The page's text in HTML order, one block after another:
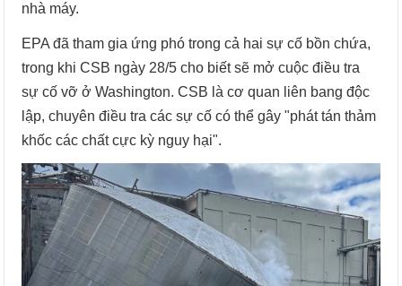
nhà máy.
EPA đã tham gia ứng phó trong cả hai sự cố bồn chứa,
trong khi CSB ngày 28/5 cho biết sẽ mở cuộc điều tra
sự cố vỡ ở Washington. CSB là cơ quan liên bang độc
lập, chuyên điều tra các sự cố có thể gây "phát tán thảm
khốc các chất cực kỳ nguy hại".